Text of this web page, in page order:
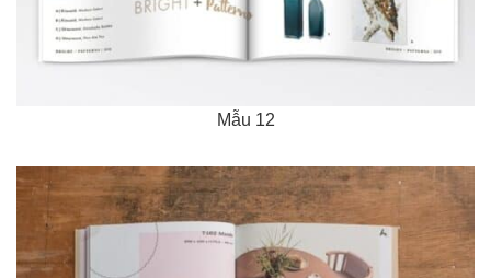
Mẫu 12